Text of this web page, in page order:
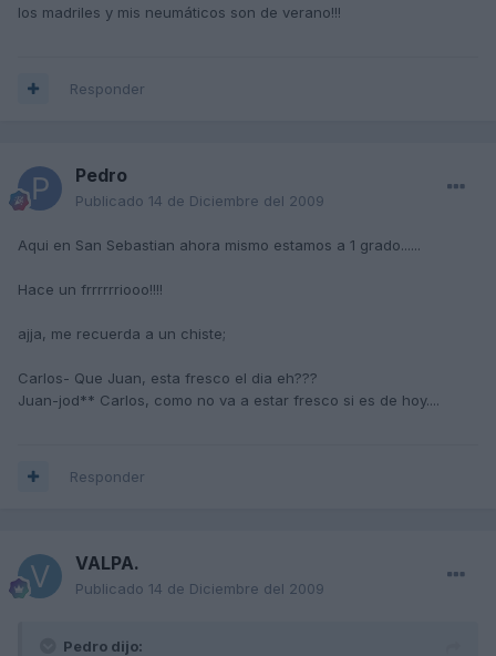
los madriles y mis neumáticos son de verano!!!
Responder
Pedro
Publicado 14 de Diciembre del 2009
Aqui en San Sebastian ahora mismo estamos a 1 grado......
Hace un frrrrrriooo!!!!
ajja, me recuerda a un chiste;
Carlos- Que Juan, esta fresco el dia eh???
Juan-jod** Carlos, como no va a estar fresco si es de hoy....
Responder
VALPA.
Publicado 14 de Diciembre del 2009
Pedro dijo: